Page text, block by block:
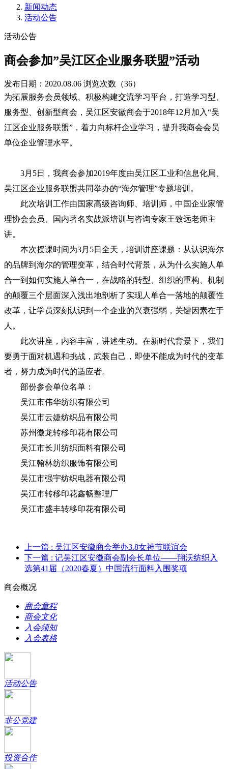
新闻动态
活动公告
活动公告
商会参加”吴江区企业服务联盟”活动
发布日期：2020.08.06 浏览次数（36）
为拓展服务会员领域、积极构建交流学习平台，打造学习型、
服务型、创新型商会，吴江区安徽商会于2018年12月加入“吴
江区企业服务联盟”，着力向标杆企业学习，提升我商会会员
单位企业管理水平。
3月5日，我商会参加2019年度由吴江区工业和信息化局、
吴江区企业服务联盟共同举办的“海尔管理”专题培训。
此次培训工作由国家高级咨询师、培训师，中国企业家管
理协会会员、国内著名实战派培训与咨询专家王致远老师主
讲。
本次授课时间为3月5日全天，培训讲座课题：从认识海尔
的品牌到海尔的管理变革，结合时代背景，从为什么实施人单
合一到如何实施人单合一，在战略的转型、组织的重构、机制
的颠覆三个层面深入浅出地剖析了实现人单合一落地的颠覆性
改革，让学员深刻认识到一个企业的兴衰强弱，关键因素在于
人。
此次讲座，内容丰富，讲述生动。在新时代背景下，我们
要勇于面对机遇和挑战，武装自己，即使不能成为时代的变革
者，努力成为时代的适应者。
部份参会单位名单：
吴江市伟华纺织有限公司
吴江市云婕纺织品有限公司
苏州徽龙转移印花有限公司
吴江市长川纺织面料有限公司
吴江翰林纺织服饰有限公司
吴江市强宇纺织电器有限公司
吴江市转移印花鑫畅整理厂
吴江市盛丰转移印花有限公司
上一篇 : 吴江区安徽商会举办3.8女神节联谊会
下一篇 : 记吴江区安徽商会副会长单位——翔沃纺织入
选第41届（2020春夏）中国流行面料入围奖项
商会概况
商会章程
商会文化
入会须知
入会表格
活动公告
非公党建
投资合作